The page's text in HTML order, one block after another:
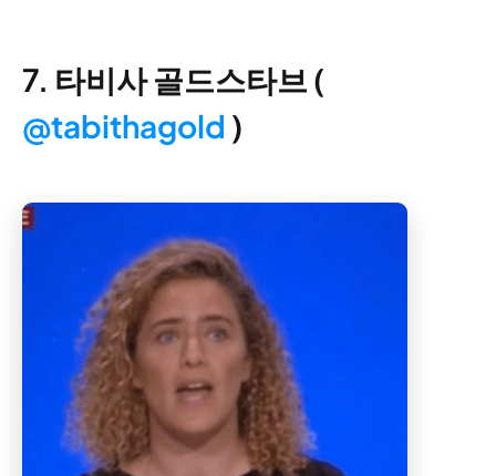
7. 타비사 골드스타브 (
@tabithagold )